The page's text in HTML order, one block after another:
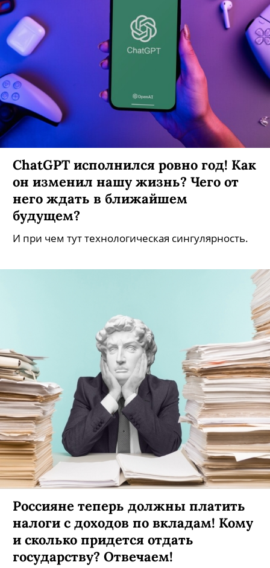
ChatGPT исполнился ровно год! Как
он изменил нашу жизнь? Чего от
него ждать в ближайшем
будущем?
И при чем тут технологическая сингулярность.
Россияне теперь должны платить
налоги с доходов по вкладам! Кому
и сколько придется отдать
государству? Отвечаем!